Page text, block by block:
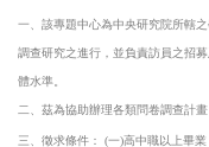
一、該專題中心為中央研究院所轄
調查研究之進行，並負責訪員之招
體水準。
二、茲為協助辦理各類問卷調查計
三、徵求條件： (一)高中職以上畢